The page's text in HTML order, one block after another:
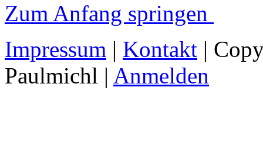
Zum Anfang springen
Impressum | Kontakt |
Paulmichl | Anmelden